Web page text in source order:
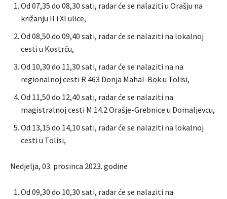
Od 07,35 do 08,30 sati, radar će se nalaziti u Orašju na
križanju II i XI ulice,
Od 08,50 do 09,40 sati, radar će se nalaziti na lokalnoj
cesti u Kostrču,
Od 10,30 do 11,30 sati, radar će se nalaziti na na
regionalnoj cesti R 463 Donja Mahal-Bok u Tolisi,
Od 11,50 do 12,40 sati, radar će se nalaziti na
magistralnoj cesti M 14.2 Orašje-Grebnice u Domaljevcu,
Od 13,15 do 14,10 sati, radar će se nalaziti na lokalnoj
cesti u Tolisi,
Nedjelja, 03. prosinca 2023. godine
Od 09,30 do 10,30 sati, radar će se nalaziti na